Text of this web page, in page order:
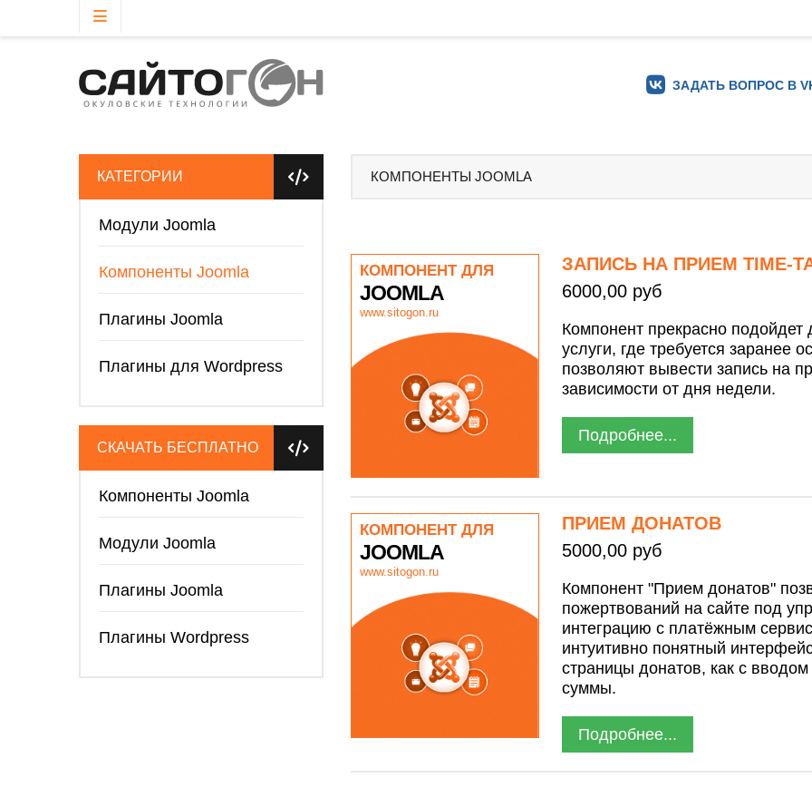
ЗАДАТЬ ВОПРОС В
КАТЕГОРИИ
Модули Joomla
Компоненты Joomla
Плагины Joomla
Плагины для Wordpress
СКАЧАТЬ БЕСПЛАТНО
Компоненты Joomla
Модули Joomla
Плагины Joomla
Плагины Wordpress
КОМПОНЕНТЫ JOOMLA
КОМПОНЕНТ ДЛЯ
JOOMLA
www.sitogon.ru
ЗАПИСЬ НА ПРИЕМ TIME-
6000,00 руб
Компонент прекрасно
услуги, где требуется заранее
позволяют вывести запись на
зависимости от дня недели.
Подробнее...
КОМПОНЕНТ ДЛЯ
JOOMLA
www.sitogon.ru
ПРИЕМ ДОНАТОВ
5000,00 руб
Компонент "Прием донатов"
пожертвований на сайте под
интеграцию с платёжным
интуитивно понятный
страницы донатов, как с
суммы.
Подробнее...